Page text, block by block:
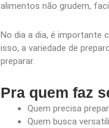
alimentos não grudem,
No dia a dia, é importante
isso, a variedade de
preparar.
Pra quem faz
Quem precisa
Quem busca